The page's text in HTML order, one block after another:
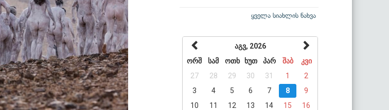
ყველა სიახლის ნახვა
აგვ, 2026
ორშ
სამ ოთხ ხუთ პარ შაბ
კვი
27
28 29 30 31 1
2
3
4 5 6 7 8
9
10
11 12 13 14 15
16